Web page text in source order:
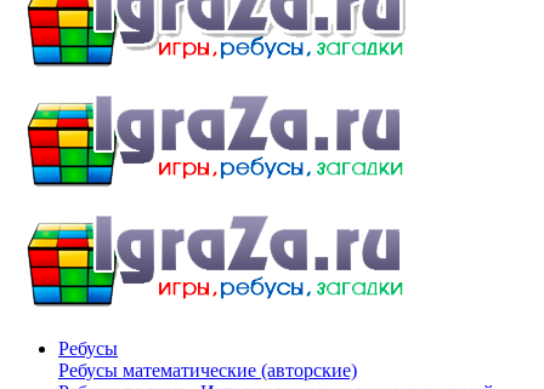
Ребусы
Ребусы математические (авторские)